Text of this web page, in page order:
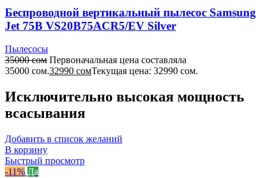
Беспроводной вертикальный пылесос Samsung
Jet 75B VS20B75ACR5/EV Silver
Пылесосы
35000сом Первоначальная цена составляла
35000 сом.32990 сомТекущая цена: 32990 сом.
Исключительно высокая мощность
всасывания
Добавить в список желаний
В корзину
Быстрый просмотр
-11% Да